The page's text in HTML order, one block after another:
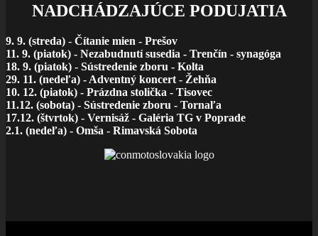
NADCHÁDZAJÚCE PODUJATIA
9. 9. (streda) - Čítanie mien - Prešov
11. 9. (piatok) - Nezabudnutí susedia - Trenčín - synagóga
18. 9. (piatok) - Sústredenie zboru - Kolta
29. 11. (nedeľa) - Adventný koncert - Žehňa
10. 12. (piatok) - Prázdna stolička - Tisovec
11.12. (sobota) - Sústredenie zboru - Tornaľa
17.12. (štvrtok) - Vernisáž - Galéria TG v Poprade
2.1. (nedeľa) - Omša - Rimavská Sobota